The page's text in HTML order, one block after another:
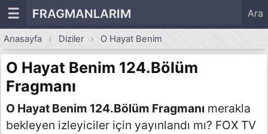
☰ FRAGMANLARIM Ara
Anasayfa Diziler O Hayat Benim
O Hayat Benim 124.Bölüm
Fragmanı
O Hayat Benim 124.Bölüm Fragmanı merakla
bekleyen izleyiciler için yayınlandı mı? FOX TV